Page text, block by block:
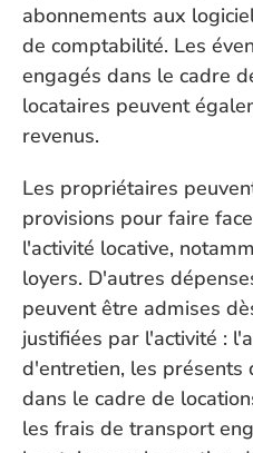
abonnements aux
de comptabilité. Les
engagés dans le cadre
locataires peuvent
revenus.
Les propriétaires
provisions pour faire
l'activité locative,
loyers. D'autres
peuvent être admises
justifiées par l'activité :
d'entretien, les présents
dans le cadre de
les frais de transport